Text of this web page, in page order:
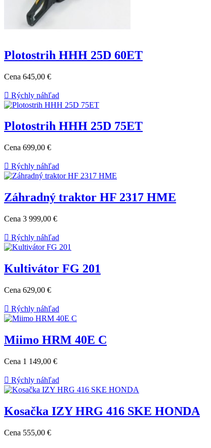
Plotostrih HHH 25D 60ET
Cena 645,00 €
 Rýchly náhľad
Plotostrih HHH 25D 75ET
Cena 699,00 €
 Rýchly náhľad
Záhradný traktor HF 2317 HME
Cena 3 999,00 €
 Rýchly náhľad
Kultivátor FG 201
Cena 629,00 €
 Rýchly náhľad
Miimo HRM 40E C
Cena 1 149,00 €
 Rýchly náhľad
Kosačka IZY HRG 416 SKE HONDA
Cena 555,00 €